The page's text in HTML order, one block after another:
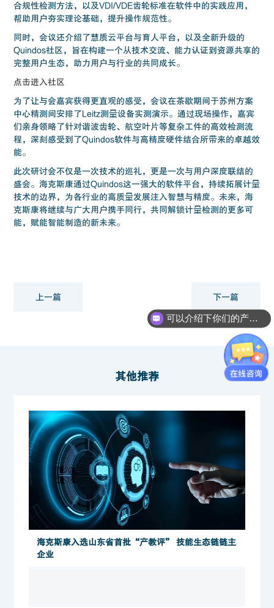
合规性检测方法，以及VDI/VDE齿轮标准在软件中的实践应用，
帮助用户夯实理论基础，提升操作规范性。
同时，会议还介绍了慧质云平台与育人平台，以及全新升级的
Quindos社区，旨在构建一个从技术交流、能力认证到资源共享的
完整用户生态，助力用户与行业的共同成长。
点击进入社区
为了让与会嘉宾获得更直观的感受，会议在茶歇期间于苏州方案
中心精测间安排了Leitz测量设备实测演示。通过现场操作，嘉宾
们亲身领略了针对谐波齿轮、航空叶片等复杂工件的高效检测流
程，深刻感受到了Quindos软件与高精度硬件结合所带来的卓越效
能。
此次研讨会不仅是一次技术的巡礼，更是一次与用户深度联结的
盛会。海克斯康通过Quindos这一强大的软件平台，持续拓展计量
技术的边界，为各行业的高质量发展注入智慧与精度。未来，海
克斯康将继续与广大用户携手同行，共同解锁计量检测的更多可
能，赋能智能制造的新未来。
上一篇 下一篇
其他推荐
海克斯康入选山东省首批“产教评” 技能生态链链主
企业
可以介绍下你们的产品么？